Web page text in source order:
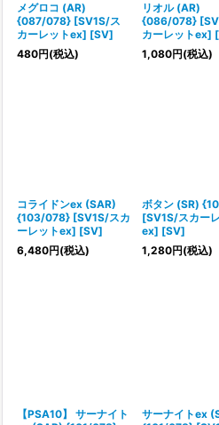
メグロコ (AR)
{087/078} [SV1S/ス
カーレットex] [SV]
480円(税込)
リオル (AR)
{086/078}
カーレットex]
1,080円(税込)
コライドンex (SAR)
{103/078} [SV1S/スカ
ーレットex] [SV]
6,480円(税込)
ボタン (SR)
[SV1S/スカー
ex] [SV]
1,280円(税込)
【PSA10】 サーナイト
サーナイトex